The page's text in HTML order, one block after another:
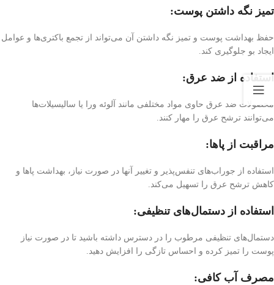
تمیز نگه داشتن پوست:
حفظ بهداشت پوست و تمیز نگه داشتن آن می‌تواند از تجمع باکتری‌ها و عوامل
ایجاد بو جلوگیری کند.
استفاده از ضد عرق:
محصولات ضد عرق حاوی مواد مختلفی مانند آلوئه ورا یا سالیسیلات‌ها
می‌توانند ترشح عرق را مهار کنند.
مراقبت از پاها:
استفاده از جوراب‌های تنفس‌پذیر و تغییر آنها در صورت نیاز، بهداشت پاها و
کاهش ترشح عرق را تسهیل می‌کند.
استفاده از دستمال‌های تنظیفی:
دستمال‌های تنظیفی مرطوب را در دسترس داشته باشید تا در صورت نیاز
پوست را تمیز کرده و احساس تازگی را افزایش دهید.
مصرف آب کافی: